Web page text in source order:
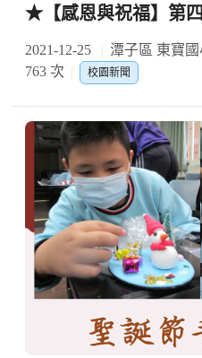
★【感恩與祝福】第
2021-12-25 潭子區 東寶
763 次
校園新聞